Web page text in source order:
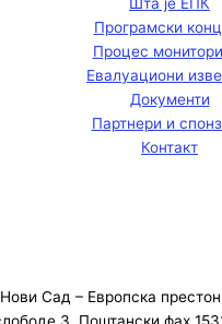
Програмски
Процес
Евалуациони
Документи
Партнери и
Контакт
Сад – Европска